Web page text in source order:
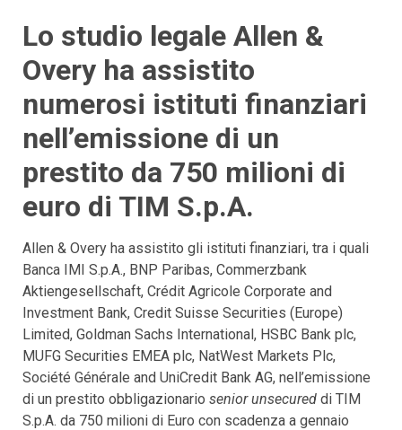
Lo studio legale Allen &
Overy ha assistito
numerosi istituti finanziari
nell’emissione di un
prestito da 750 milioni di
euro di TIM S.p.A.
Allen & Overy ha assistito gli istituti finanziari, tra i quali
Banca IMI S.p.A., BNP Paribas, Commerzbank
Aktiengesellschaft, Crédit Agricole Corporate and
Investment Bank, Credit Suisse Securities (Europe)
Limited, Goldman Sachs International, HSBC Bank plc,
MUFG Securities EMEA plc, NatWest Markets Plc,
Société Générale and UniCredit Bank AG, nell’emissione
di un prestito obbligazionario senior unsecured di TIM
S.p.A. da 750 milioni di Euro con scadenza a gennaio